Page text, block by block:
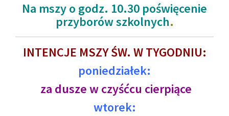
Na mszy o godz. 10.30 poświęcenie
przyborów szkolnych.
INTENCJE MSZY ŚW. W TYGODNIU:
poniedziałek:
za dusze w czyśćcu cierpiące
wtorek: